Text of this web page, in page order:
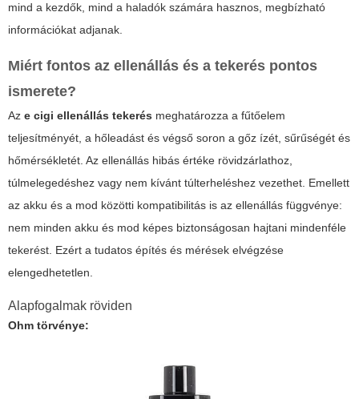
mind a kezdők, mind a haladók számára hasznos, megbízható
információkat adjanak.
Miért fontos az ellenállás és a tekerés pontos
ismerete?
Az e cigi ellenállás tekerés meghatározza a fűtőelem
teljesítményét, a hőleadást és végső soron a gőz ízét, sűrűségét és
hőmérsékletét. Az ellenállás hibás értéke rövidzárlathoz,
túlmelegedéshez vagy nem kívánt túlterheléshez vezethet. Emellett
az akku és a mod közötti kompatibilitás is az ellenállás függvénye:
nem minden akku és mod képes biztonságosan hajtani mindenféle
tekerést. Ezért a tudatos építés és mérések elvégzése
elengedhetetlen.
Alapfogalmak röviden
Ohm törvénye: